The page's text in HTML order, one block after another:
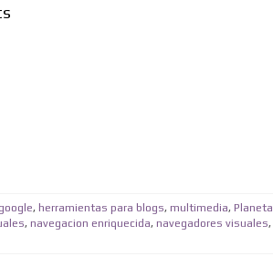
, herramientas para blogs, multimedia, Planeta
, navegacion enriquecida, navegadores visuales,